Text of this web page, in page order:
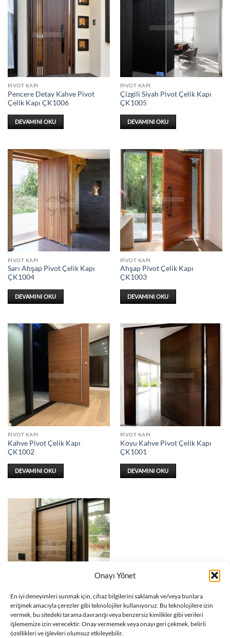
Onayı Yönet
En iyi deneyimleri sunmak için, cihaz bilgilerini saklamak ve/veya bunlara
erişmek amacıyla çerezler gibi teknolojiler kullanıyoruz. Bu teknolojilere izin
vermek, bu sitedeki tarama davranışı veya benzersiz kimlikler gibi verileri
işlememize izin verecektir. Onay vermemek veya onayı geri çekmek, belirli
özellikleri ve işlevleri olumsuz etkileyebilir.
PIVOT KAPI
Pencere Detay Kahve Pivot
Çelik Kapı ÇK1006
DEVAMINI OKU
PIVOT KAPI
Çizgili Siyah Pivot Çelik Kapı
ÇK1005
DEVAMINI OKU
PIVOT KAPI
Sarı Ahşap Pivot Çelik Kapı
ÇK1004
DEVAMINI OKU
PIVOT KAPI
Ahşap Pivot Çelik Kapı
ÇK1003
DEVAMINI OKU
PIVOT KAPI
Kahve Pivot Çelik Kapı
ÇK1002
DEVAMINI OKU
PIVOT KAPI
Koyu Kahve Pivot Çelik Kapı
ÇK1001
DEVAMINI OKU
PIVOT KAPI
Ahşap Pivot Çelik Kapı
ÇK1000